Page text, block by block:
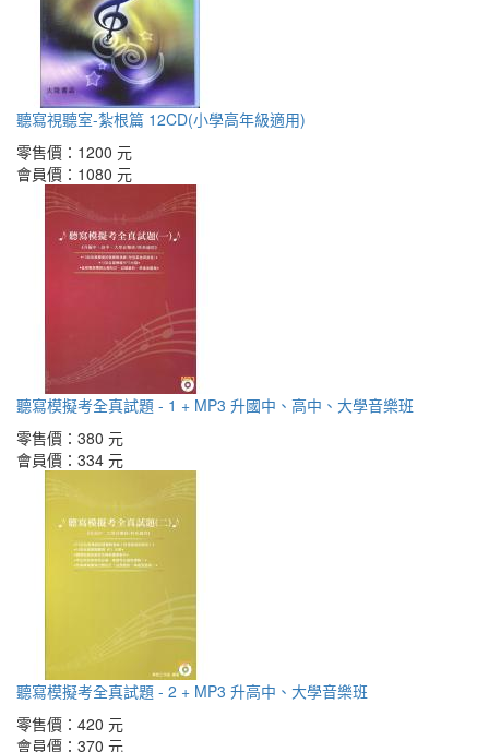
聽寫視聽室-紮根篇 12CD(小學高年級適用)
零售價： 1200 元
會員價： 1080 元
聽寫模擬考全真試題 - 1 + MP3 升國中、高中、大學音樂班
零售價： 380 元
會員價： 334 元
聽寫模擬考全真試題 - 2 + MP3 升高中、大學音樂班
零售價： 420 元
會員價： 370 元